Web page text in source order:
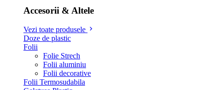
Accesorii & Altele
Vezi toate produsele
Doze de plastic
Folii
Folie Strech
Folii aluminiu
Folii decorative
Folii Termosudabila